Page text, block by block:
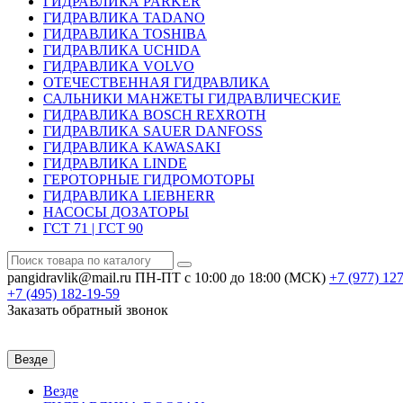
ГИДРАВЛИКА TADANO
ГИДРАВЛИКА TOSHIBA
ГИДРАВЛИКА UCHIDA
ГИДРАВЛИКА VOLVO
ОТЕЧЕСТВЕННАЯ ГИДРАВЛИКА
САЛЬНИКИ МАНЖЕТЫ ГИДРАВЛИЧЕСКИЕ
ГИДРАВЛИКА BOSCH REXROTH
ГИДРАВЛИКА SAUER DANFOSS
ГИДРАВЛИКА KAWASAKI
ГИДРАВЛИКА LINDE
ГЕРОТОРНЫЕ ГИДРОМОТОРЫ
ГИДРАВЛИКА LIEBHERR
НАСОСЫ ДОЗАТОРЫ
ГСТ 71 | ГСТ 90
pangidravlik@mail.ru ПН-ПТ с 10:00 до 18:00 (МСК) +7 (977)
+7 (495) 182-19-59
Заказать обратный звонок
Везде
Везде